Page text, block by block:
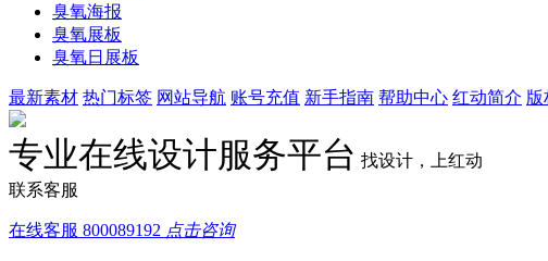
臭氧海报
臭氧展板
臭氧日展板
最新素材 热门标签 网站导航 账号充值 新手指南 帮助中心 红动简介 版
专业在线设计服务平台 找设计，上红动
联系客服
在线客服 800089192 点击咨询